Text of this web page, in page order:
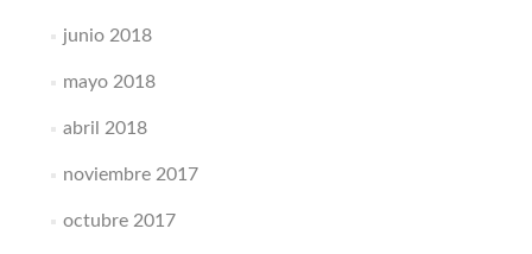
junio 2018
mayo 2018
abril 2018
noviembre 2017
octubre 2017